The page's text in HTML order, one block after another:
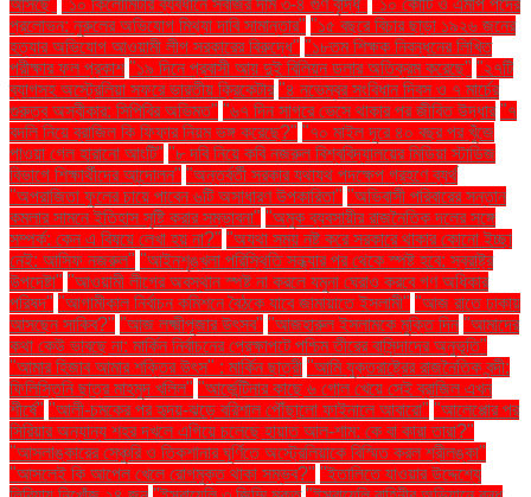
আসছে" "১০ কিলোমিটার ব্যবধানে সবজির দাম ৩-৪ গুণ বৃদ্ধি" "১০ কোটি ও এমপি পদের
প্রলোভন: নুরুলের অভিযোগ মিথ্যা দাবি সামান্তার" "১৫ বছরে বিচার ছাড়া ১৯২৬ জনের
হত্যার অভিযোগ আওয়ামী লীগ সরকারের বিরুদ্ধে" "১৮তম শিক্ষক নিবন্ধনের লিখিত
পরীক্ষার ফল প্রকাশ "১৯ দিনে প্রবাসী আয় দুই বিলিয়ন ডলার অতিক্রম করেছে" "২৭টি
ব্যাগসহ অস্ট্রেলিয়া সফরে ভারতীয় ক্রিকেটার "৪ নভেম্বর সংবিধান দিবস ও ৭ মার্চের
গুরুত্ব অস্বীকার: সিপিবির অভিমত" "৬৭ দিন সাগরে ভেসে থাকার পর জীবিত উদ্ধার "৭
বদলি নিয়ে ব্রাজিল কি ফিফার নিয়ম ভঙ্গ করেছে?" "৭০ মাইল দূরে ৪০ বছর পর খুঁজে
পাওয়া গেল হারানো আংটি" "৮ দবি নিয়ে কবি নজরুল বিশ্ববিদ্যালয়ের মিডিয়া স্টাডিজ
বিভাগে শিক্ষার্থীদের আন্দোলন" "অন্তর্বর্তী সরকার যথাযথ পদক্ষেপ গ্রহণে ব্যর্থ
"অপরাজিতা ফুলের চায়ে পাবেন ৬টি অসাধারণ উপকারিতা" "অভিবাসী পরিবারের সন্তান
কমলার সামনে ইতিহাস সৃষ্টি করার সম্ভাবনা" "অমুক ব্যবসায়ীর রাজনৈতিক দলের সঙ্গে
সম্পর্ক: কেন এ বিষয়ে লেখা হয় না?" "অযথা সময় নষ্ট করে সরকারে থাকার কোনো ইচ্ছা
নেই: আসিফ নজরুল" "আইনশৃঙ্খলা পরিস্থিতি সন্ধ্যার পর থেকে স্পষ্ট হবে: স্বরাষ্ট্র
উপদেষ্টা" "আওয়ামী লীগের অবস্থান স্পষ্ট না করলে যমুনা ঘেরাও করবে গণ অধিকার
পরিষদ" "আগামীকাল নির্বাচন কমিশনে বৈঠকে যাবে জামায়াতে ইসলামী" "আজ রাতে ঢাকায়
আসছেন সাকিব?" "আজ লক্ষ্মীপূজার উৎসব" "আজহারুল ইসলামকে মুক্তি দিন "আমাদের
কথা কেউ ভাবছে না: মার্কিন নির্বাচনের প্রেক্ষাপটে পশ্চিম তীরের বাসিন্দাদের অনুভূতি"
"আমার হিজাব আমার শক্তির উৎস" : মার্কিন ছাত্রী "আমি যুক্তরাষ্ট্রের রাজনৈতিক বন্দী:
ফিলিস্তিনি ছাত্র মাহমুদ খলিল" "আর্জেন্টিনার কাছে ৬ গোল খেয়ে সেই ব্রাজিল এখন
শীর্ষে" "আলী-চমকের পর হৃদয়-ঝড়ে বরিশাল পৌঁছালো ফাইনালে আবারো" "আলেপ্পোর পর
সিরিয়ার অন্যান্য শহর দখলে এগিয়ে চলেছে হায়াত আল-শাম: কে বা কারা তারা?"
"আসলাঙ্কারের সেঞ্চুরি ও তিকশানার ঘূর্ণিতে অস্ট্রেলিয়াকে বিস্মিত করল শ্রীলঙ্কা"
"আসলেই কি আপেল খেলে রোগমুক্ত থাকা সম্ভব?" "ইতালিতে যাওয়ার উদ্দেশ্যে